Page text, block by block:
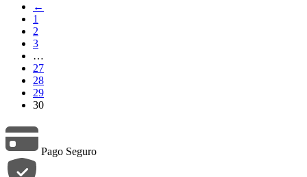
←
1
2
3
…
27
28
29
30
Pago Seguro